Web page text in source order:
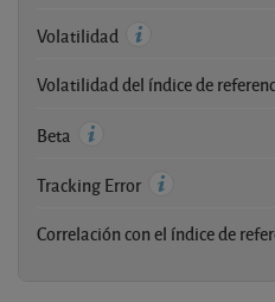
Volatilidad
Volatilidad del índice de
Beta
Tracking Error
Correlación con el índice de